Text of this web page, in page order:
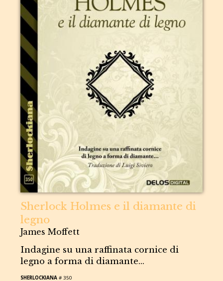
Sherlock Holmes e il diamante di
legno
James Moffett
Indagine su una raffinata cornice di
legno a forma di diamante...
SHERLOCKIANA # 350